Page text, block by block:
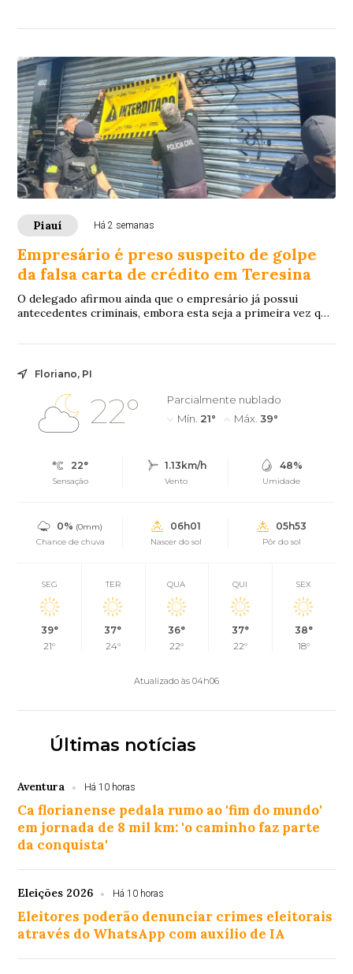
Piauí Há 2 semanas
Empresário é preso suspeito de golpe
da falsa carta de crédito em Teresina
O delegado afirmou ainda que o empresário já possui
antecedentes criminais, embora esta seja a primeira vez que
Floriano, PI
22°
Parcialmente nublado
Mín. 21° Máx. 39°
22°
Sensação
1.13km/h
Vento
48%
Umidade
0% (0mm)
Chance de chuva
06h01
Nascer do sol
05h53
Pôr do sol
SEG
39°
21°
TER
37°
24°
QUA
36°
22°
QUI
37°
22°
SEX
38°
18°
Atualizado às 04h06
Últimas notícias
Aventura Há 10 horas
Ca florianense pedala rumo ao 'fim do mundo'
em jornada de 8 mil km: 'o caminho faz parte
da conquista'
Eleições 2026 Há 10 horas
Eleitores poderão denunciar crimes eleitorais
através do WhatsApp com auxílio de IA